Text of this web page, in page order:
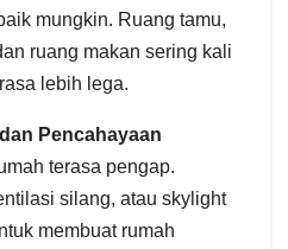
mungkin. Ruang tamu,
ruang makan sering kali
lebih lega.
Pencahayaan
terasa pengap.
silang, atau skylight
membuat rumah